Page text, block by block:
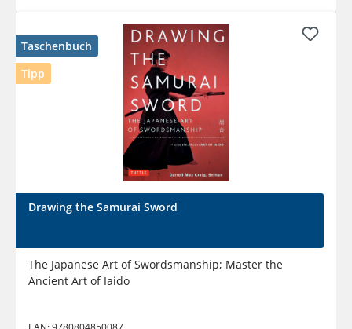
Taschenbuch
Tipp
Drawing the Samurai Sword
The Japanese Art of Swordsmanship; Master the
Ancient Art of Iaido